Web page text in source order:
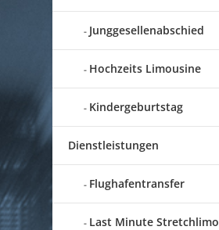
Junggesellenabschied
Hochzeits Limousine
Kindergeburtstag
Dienstleistungen
Flughafentransfer
Last Minute Stretchlimo